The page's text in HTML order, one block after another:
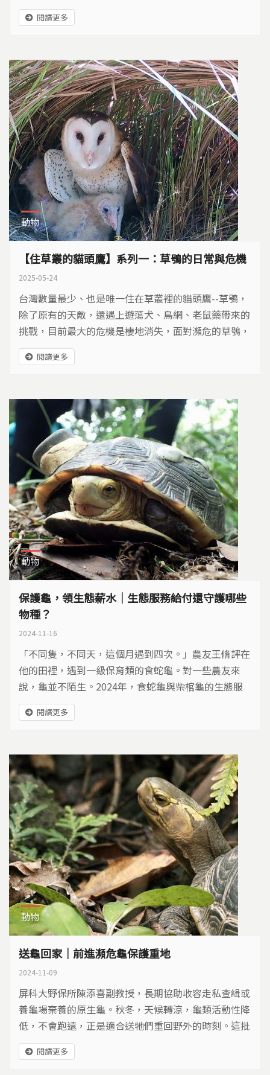
動的草鴞生態服務給付計畫，在2021年上路。參與的
農友，守護草鴞的安全與田間豐富的生態，也為消費者
閱讀更多
動物
【住草叢的貓頭鷹】系列一：草鴞的日常與危機
2025-05-24
台灣數量最少、也是唯一住在草叢裡的貓頭鷹--草鴞，
除了原有的天敵，還遇上遊蕩犬、鳥網、老鼠藥帶來的
挑戰，目前最大的危機是棲地消失，面對瀕危的草鴞，
怎麼幫牠們保住生存機會？
閱讀更多
動物
保護龜，領生態薪水｜生態服務給付還守護哪些
物種？
2024-11-16
「不同隻，不同天，這個月遇到四次。」農友王脩評在
他的田裡，遇到一級保育類的食蛇龜。對一些農友來
說，龜並不陌生。2024年，食蛇龜與柴棺龜的生態服
務給付上路，鼓勵農民友善耕作，讓瀕危原生龜類能有
安全的棲息空間。
閱讀更多
動物
送龜回家｜前進瀕危龜保護重地
2024-11-09
屏科大野保所陳添喜副教授，長期協助收容走私查緝或
養龜場棄養的原生龜。秋冬，天候轉涼，龜類活動性降
低，不會跑遠，正是適合送牠們重回野外的時刻。這批
食蛇龜有50隻，每一隻都經過檢測，確定是花蓮的基因
型，把來自花蓮的龜送回花蓮，野放瀕臨滅絕的物種，
閱讀更多